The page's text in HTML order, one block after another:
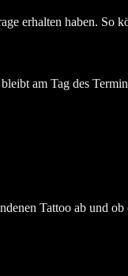
erhalten haben. So
am Tag des
Tattoo ab und